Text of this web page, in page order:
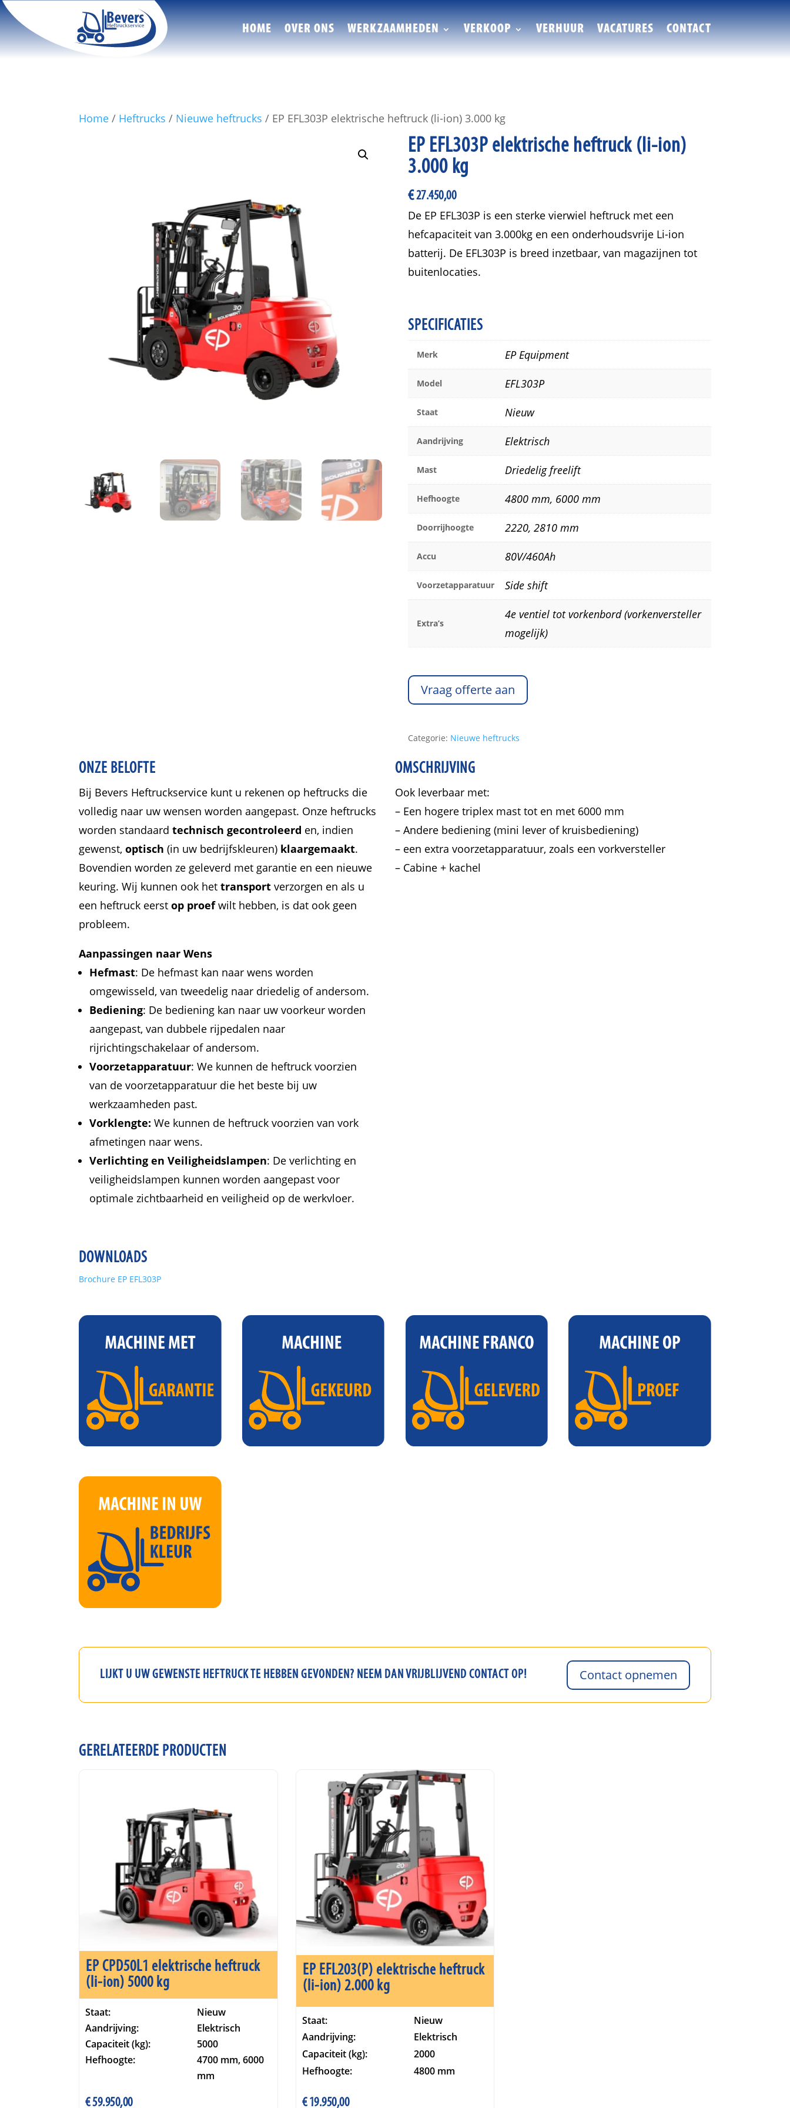
HOME OVER ONS WERKZAAMHEDEN VERKOOP VERHUUR VACATURES CONTACT
Home / Heftrucks / Nieuwe heftrucks / EP EFL303P elektrische heftruck (li-ion) 3.000 kg
EP EFL303P elektrische heftruck (li-ion)
3.000 kg
€27.450,00
De EP EFL303P is een sterke vierwiel heftruck met een
hefcapaciteit van 3.000kg en een onderhoudsvrije Li-ion
batterij. De EFL303P is breed inzetbaar, van magazijnen tot
buitenlocaties.
SPECIFICATIES
Merk EP Equipment
Model EFL303P
Staat Nieuw
Aandrijving Elektrisch
Mast Driedelig freelift
Hefhoogte 4800 mm, 6000 mm
Doorrijhoogte 2220, 2810 mm
Accu 80V/460Ah
Voorzetapparatuur Side shift
Extra’s
4e ventiel tot vorkenbord (vorkenversteller
mogelijk)
Vraag offerte aan
Categorie: Nieuwe heftrucks
ONZE BELOFTE
Bij Bevers Heftruckservice kunt u rekenen op heftrucks die
volledig naar uw wensen worden aangepast. Onze heftrucks
worden standaardtechnisch gecontroleerd en, indien
gewenst,optisch (in uw bedrijfskleuren) klaargemaakt.
Bovendien worden ze geleverd met garantie en een nieuwe
keuring. Wij kunnen ook hettransport verzorgen en als u
een heftruck eerstop proefwilt hebben, is dat ook geen
probleem.
Aanpassingen naar Wens
Hefmast: De hefmast kan naar wens worden
omgewisseld, van tweedelig naar driedelig of andersom.
Bediening: De bediening kan naar uw voorkeur worden
aangepast, van dubbele rijpedalen naar
rijrichtingschakelaar of andersom.
Voorzetapparatuur: We kunnen de heftruck voorzien
van de voorzetapparatuur die het beste bij uw
werkzaamheden past.
Vorklengte: We kunnen de heftruck voorzien van vork
afmetingen naar wens.
Verlichting en Veiligheidslampen: De verlichting en
veiligheidslampen kunnen worden aangepast voor
optimale zichtbaarheid en veiligheid op de werkvloer.
OMSCHRIJVING
Ook leverbaar met:
– Een hogere triplex mast tot en met 6000 mm
– Andere bediening (mini lever of kruisbediening)
– een extra voorzetapparatuur, zoals een vorkversteller
– Cabine + kachel
DOWNLOADS
Brochure EP EFL303P
LIJKT U UW GEWENSTE HEFTRUCKTE HEBBEN GEVONDEN? NEEM DAN VRIJBLIJVEND CONTACT OP! Contact opnemen
GERELATEERDE PRODUCTEN
EP CPD50L1 elektrische heftruck
(li-ion) 5000 kg
Staat:
Nieuw
Aandrijving:
Elektrisch
Capaciteit (kg):
5000
Hefhoogte:
4700 mm, 6000
mm
€59.950,00
EP EFL203(P) elektrische heftruck
(li-ion) 2.000 kg
Staat:
Nieuw
Aandrijving:
Elektrisch
Capaciteit (kg):
2000
Hefhoogte:
4800 mm
€19.950,00